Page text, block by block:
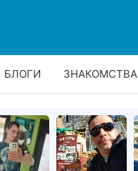
БЛОГИ ЗНАКОМСТВА